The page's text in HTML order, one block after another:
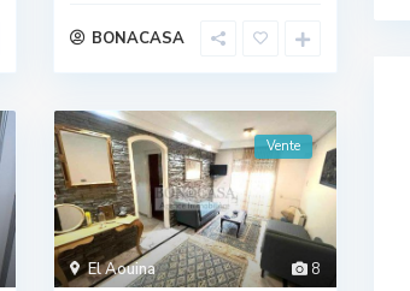
BONACASA
8
El Aouina
Vente